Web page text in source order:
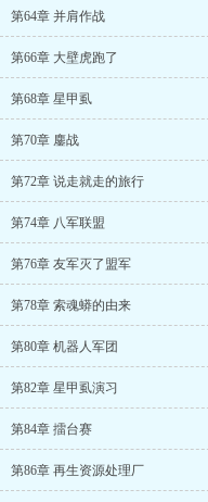
第64章 并肩作战
第66章 大壁虎跑了
第68章 星甲虱
第70章 鏖战
第72章 说走就走的旅行
第74章 八军联盟
第76章 友军灭了盟军
第78章 索魂蟒的由来
第80章 机器人军团
第82章 星甲虱演习
第84章 擂台赛
第86章 再生资源处理厂